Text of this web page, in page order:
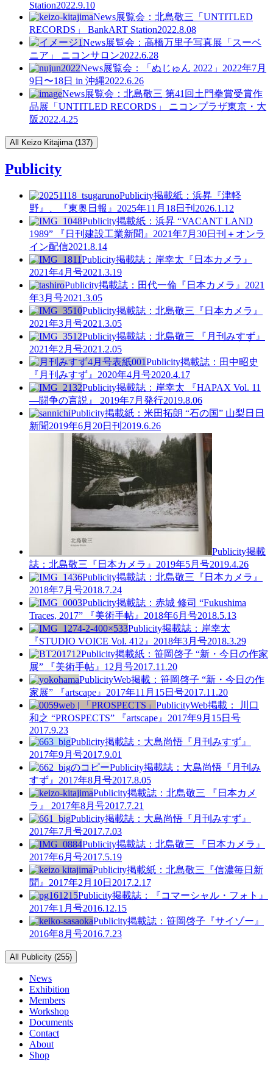
Station2022.9.10
News展覧会：北島敬三「UNTITLED
RECORDS」 BankART Station2022.8.08
News展覧会：高橋万里子写真展「スーベ
ニア」 ニコンサロン2022.6.28
News展覧会：「ぬじゅん 2022」2022年7月
9日〜18日 in 沖縄2022.6.26
News展覧会：北島敬三 第41回土門拳賞受賞作
品展「UNTITLED RECORDS」 ニコンプラザ東京・大
阪2022.4.25
All Keizo Kitajima (137)
Publicity
Publicity掲載紙：浜昇『津軽
野』、『東奥日報』2025年11月18日刊 2026.1.12
Publicity掲載紙：浜昇 “VACANT LAND
1989” 『日刊建設工業新聞』2021年7月30日刊＋オンラ
イン配信2021.8.14
Publicity掲載誌：岸幸太『日本カメラ』
2021年4月号2021.3.19
Publicity掲載誌：田代一倫『日本カメラ』2021
年3月号2021.3.05
Publicity掲載誌：北島敬三『日本カメラ』
2021年3月号2021.3.05
Publicity掲載誌：北島敬三 『月刊みすず』
2021年2月号2021.2.05
Publicity掲載誌：田中昭史
『月刊みすず』2020年4月号2020.4.17
Publicity掲載誌：岸幸太 『HAPAX Vol. 11
—闘争の言説』 2019年7月発行2019.8.06
Publicity掲載紙：米田拓朗 “石の国” 山梨日日
新聞2019年6月20日刊 2019.6.26
Publicity掲載
誌：北島敬三『日本カメラ』2019年5月号2019.4.26
Publicity掲載誌：北島敬三『日本カメラ』
2018年7月号2018.7.24
Publicity掲載誌：赤城 修司 “Fukushima
Traces, 2017” 『美術手帖』2018年6月号2018.5.13
Publicity掲載誌：岸幸太
『STUDIO VOICE Vol. 412』2018年3月号2018.3.29
Publicity掲載紙：笹岡啓子 “新・今日の作家
展” 『美術手帖』12月号2017.11.20
PublicityWeb掲載：笹岡啓子 “新・今日の作
家展” 『artscape』2017年11月15日号2017.11.20
PublicityWeb掲載： 川口
和之 “PROSPECTS” 『artscape』2017年9月15日号
2017.9.23
Publicity掲載誌：大島尚悟『月刊みすず』
2017年9月号2017.9.01
Publicity掲載誌：大島尚悟『月刊み
すず』2017年8月号2017.8.05
Publicity掲載誌：北島敬三 『日本カメ
ラ』 2017年8月号2017.7.21
Publicity掲載誌：大島尚悟『月刊みすず』
2017年7月号2017.7.03
Publicity掲載誌：北島敬三 『日本カメラ』
2017年6月号2017.5.19
Publicity掲載紙：北島敬三『信濃毎日新
聞』2017年2月10日 2017.2.17
Publicity掲載誌：『コマーシャル・フォト』
2017年1月号2016.12.15
Publicity掲載誌：笹岡啓子『サイゾー』
2016年8月号2016.7.23
All Publicity (255)
News
Exhibition
Members
Workshop
Documents
Contact
About
Shop